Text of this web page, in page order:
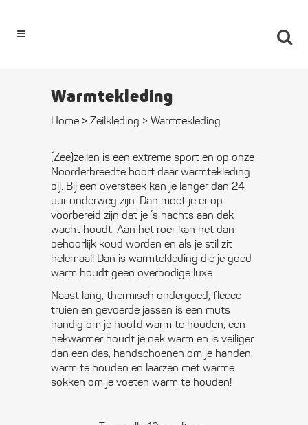
Warmte­­kleding
Home > Zeilkleding > Warmte­­kleding
(Zee)zeilen is een extreme sport en op onze
Noorderbreedte hoort daar warmtekleding
bij. Bij een oversteek kan je langer dan 24
uur onderweg zijn. Dan moet je er op
voorbereid zijn dat je ’s nachts aan dek
wacht houdt. Aan het roer kan het dan
behoorlijk koud worden en als je stil zit
helemaal! Dan is warmtekleding die je goed
warm houdt geen overbodige luxe.
Naast lang, thermisch ondergoed, fleece
truien en gevoerde jassen is een muts
handig om je hoofd warm te houden, een
nekwarmer houdt je nek warm en is veiliger
dan een das, handschoenen om je handen
warm te houden en laarzen met warme
sokken om je voeten warm te houden!